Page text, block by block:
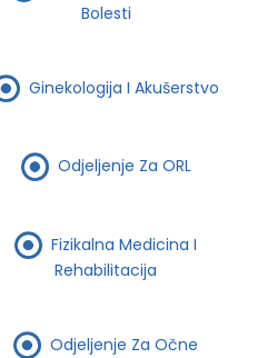
Bolesti
Ginekologija I Akušerstvo
Odjeljenje Za ORL
Fizikalna Medicina I
Rehabilitacija
Odjeljenje Za Očne